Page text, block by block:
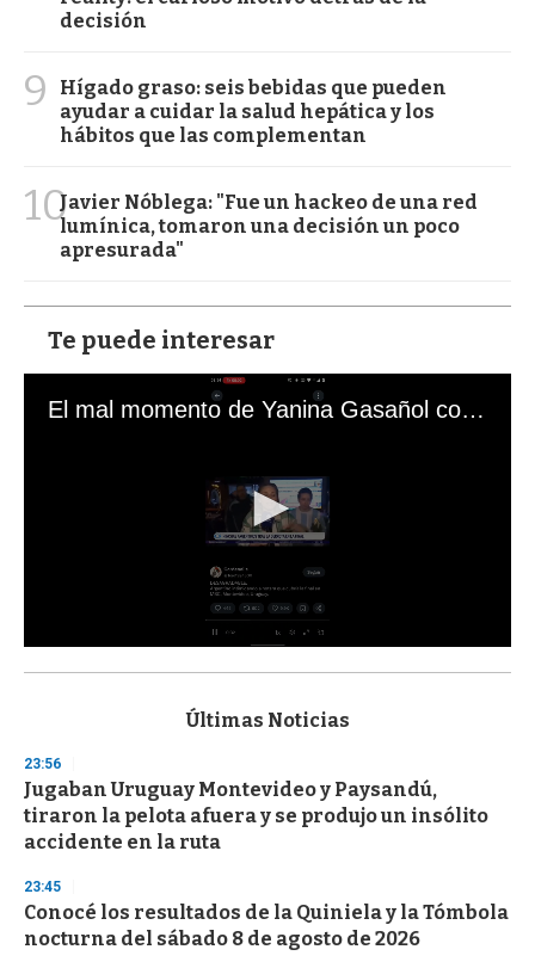
decisión
9
Hígado graso: seis bebidas que pueden
ayudar a cuidar la salud hepática y los
hábitos que las complementan
10Javier Nóblega: "Fue un hackeo de una red
lumínica, tomaron una decisión un poco
apresurada"
Te puede interesar
El mal momento de Yanina Gasañol con un hincha argentino en "Subrayado"
s
d
s
o
f
3
s
e
c
o
Últimas Noticias
23:56
Jugaban Uruguay Montevideo y Paysandú,
tiraron la pelota afuera y se produjo un insólito
accidente en la ruta
23:45
Conocé los resultados de la Quiniela y la Tómbola
nocturna del sábado 8 de agosto de 2026